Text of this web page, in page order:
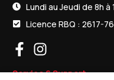
Lundi au Jeudi de 8h à
Licence RBQ : 2617-
Service & Support